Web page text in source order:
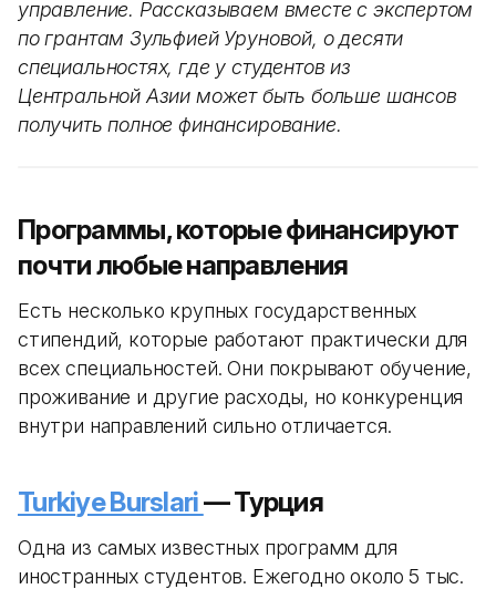
управление. Рассказываем вместе с экспертом
по грантам Зульфией Уруновой, о десяти
специальностях, где у студентов из
Центральной Азии может быть больше шансов
получить полное финансирование.
Программы, которые финансируют
почти любые направления
Есть несколько крупных государственных
стипендий, которые работают практически для
всех специальностей. Они покрывают обучение,
проживание и другие расходы, но конкуренция
внутри направлений сильно отличается.
Turkiye Burslari— Турция
Одна из самых известных программ для
иностранных студентов. Ежегодно около 5 тыс.